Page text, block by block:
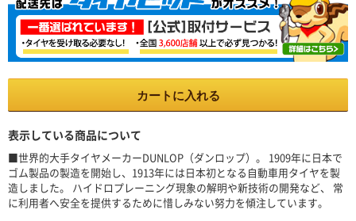
カートに入れる
表示している商品について
■世界的大手タイヤメーカーDUNLOP（ダンロップ）。 1909年に日本で
ゴム製品の製造を開始し、1913年には日本初となる自動車用タイヤを製
造しました。 ハイドロプレーニング現象の解明や新技術の開発など、 常
に利用者へ安全を提供するために惜しみない努力を傾注しています。